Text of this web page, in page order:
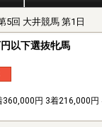
5回 大井競馬 第1日
以下選抜牝馬
円 3着216,000